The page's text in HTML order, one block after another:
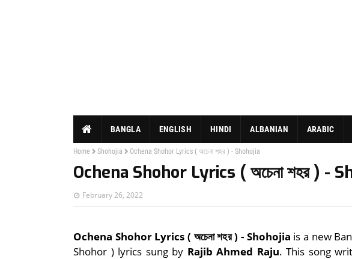
BANGLA ENGLISH HINDI ALBANIAN ARABIC
Home Shohojia Ochena Shohor Lyrics ( অচেনা শহর ) - Shohojia
Ochena Shohor Lyrics ( অচেনা শহর ) -
February 26, 2022
Ochena Shohor Lyrics ( অচেনা শহর ) - Shohojia is a new
Shohor ) lyrics sung by Rajib Ahmed Raju. This song